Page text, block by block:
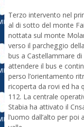
Terzo intervento nel
al di sotto del monte
nottata sul monte
verso il parcheggio
bus a Castellammare
attendere il bus e
perso l’orientamento
ricoperta da rovi ed ha
112. La centrale
Stabia ha attivato il
l’uomo dall’alto per